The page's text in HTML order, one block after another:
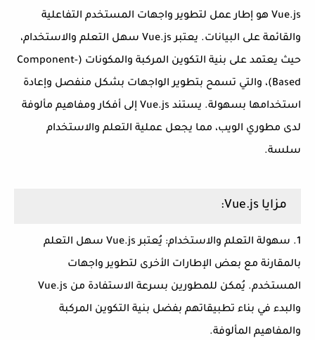
Vue.js هو إطار عمل لتطوير واجهات المستخدم التفاعلية
والقائمة على البيانات. يعتبر Vue.js سهل التعلم والاستخدام،
حيث يعتمد على بنية التكوين المركبة والمكونات (Component-
Based)، والتي تسمح بتطوير الواجهات بشكل منفصل وإعادة
استخدامها بسهولة. يستند Vue.js إلى أفكار ومفاهيم مألوفة
لدى مطوري الويب، مما يجعل عملية التعلم والاستخدام
سلسة.
مزايا Vue.js:
1. سهولة التعلم والاستخدام: يُعتبر Vue.js سهل التعلم
بالمقارنة مع بعض الإطارات الأخرى لتطوير واجهات
المستخدم. يُمكن للمطورين بسرعة الاستفادة من Vue.js
والبدء في بناء تطبيقاتهم بفضل بنية التكوين المركبة
والمفاهيم المألوفة.